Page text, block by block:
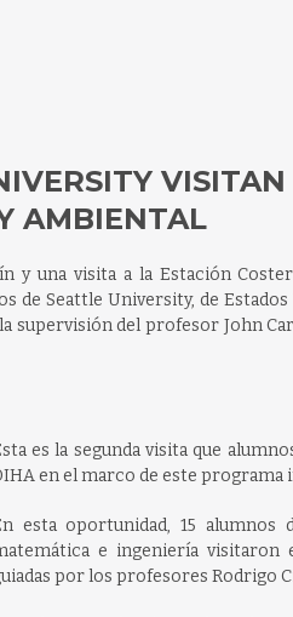
AMBIENTAL
y una visita a la Estación
de Seattle University, de
supervisión del profesor John
es la segunda visita que
en el marco de este programa
esta oportunidad, 15
e ingeniería visitaron
por los profesores Rodrigo